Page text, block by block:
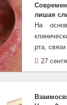
лишая
На
рта,
27